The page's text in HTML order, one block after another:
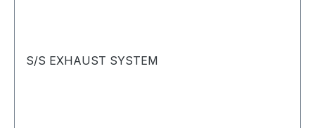
S/S EXHAUST SYSTEM